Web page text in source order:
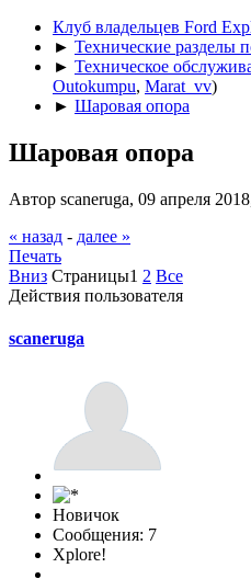
Клуб владельцев Ford
► Технические разделы
► Техническое
Outokumpu, Marat_vv)
► Шаровая опора
Шаровая опора
Автор scaneruga, 09 апреля
« назад - далее »
Печать
Вниз Страницы1 2 Все
Действия пользователя
scaneruga
Новичок
Сообщения: 7
Xplore!